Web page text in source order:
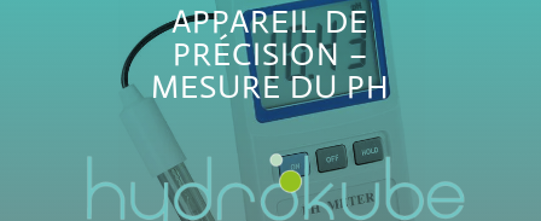
APPAREIL DE
PRÉCISION –
MESURE DU PH